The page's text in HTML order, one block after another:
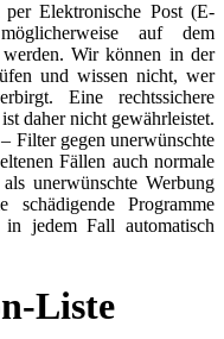
Elektronische Post (E-
auf dem
Wir können in der
und wissen nicht, wer
Eine rechtssichere
daher nicht gewährleistet.
Filter gegen unerwünschte
Fällen auch normale
unerwünschte Werbung
Programme
jedem Fall automatisch
Liste